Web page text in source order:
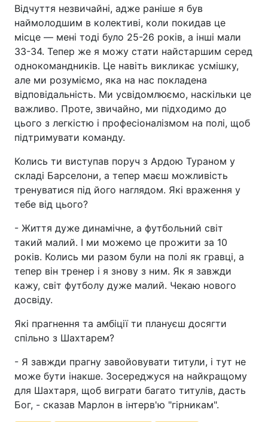
Відчуття незвичайні, адже раніше я був
наймолодшим в колективі, коли покидав це
місце — мені тоді було 25-26 років, а інші мали
33-34. Тепер же я можу стати найстаршим серед
однокомандників. Це навіть викликає усмішку,
але ми розуміємо, яка на нас покладена
відповідальність. Ми усвідомлюємо, наскільки це
важливо. Проте, звичайно, ми підходимо до
цього з легкістю і професіоналізмом на полі, щоб
підтримувати команду.
Колись ти виступав поруч з Ардою Тураном у
складі Барселони, а тепер маєш можливість
тренуватися під його наглядом. Які враження у
тебе від цього?
- Життя дуже динамічне, а футбольний світ
такий малий. І ми можемо це прожити за 10
років. Колись ми разом були на полі як гравці, а
тепер він тренер і я знову з ним. Як я завжди
кажу, світ футболу дуже малий. Чекаю нового
досвіду.
Які прагнення та амбіції ти плануєш досягти
спільно з Шахтарем?
- Я завжди прагну завойовувати титули, і тут не
може бути інакше. Зосереджуся на найкращому
для Шахтаря, щоб виграти багато титулів, дасть
Бог, - сказав Марлон в інтерв'ю "гірникам".